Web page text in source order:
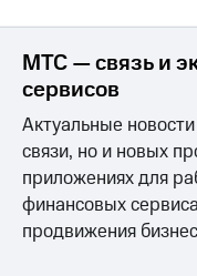
Подписка
интернета,
фильмы,
и многое
другое
Семейная
группа
под
рукой
в Мой МТС
Посмотрите,
МТС — связь и
сервисов
Актуальные
связи, но и новых
приложениях для
финансовых
продвижения